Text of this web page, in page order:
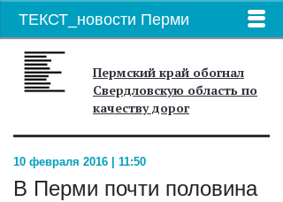
ТЕКСТ_новости Перми
Пермский край обогнал
Свердловскую область по
качеству дорог
10 февраля 2016 | 11:50
В Перми почти половина